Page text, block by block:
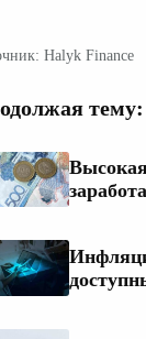
Halyk Finance
тему: